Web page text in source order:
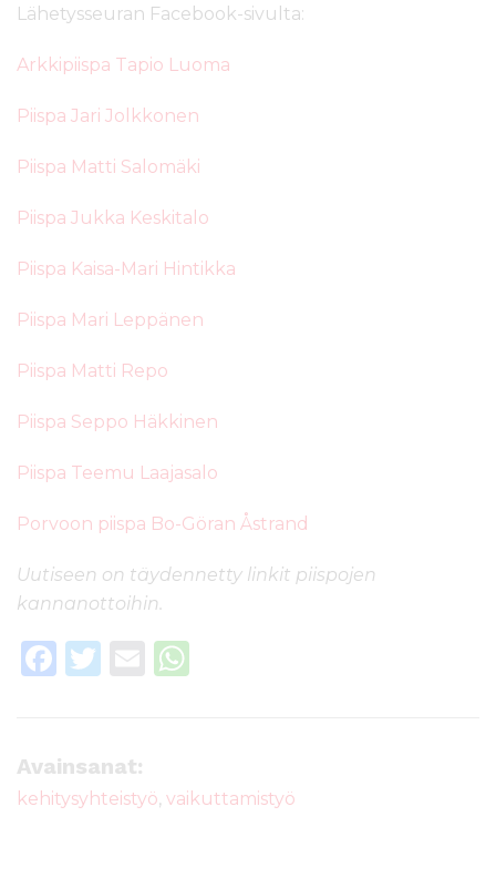
Lähetysseuran Facebook-sivulta:
Arkkipiispa Tapio Luoma
Piispa Jari Jolkkonen
Piispa Matti Salomäki
Piispa Jukka Keskitalo
Piispa Kaisa-Mari Hintikka
Piispa Mari Leppänen
Piispa Matti Repo
Piispa Seppo Häkkinen
Piispa Teemu Laajasalo
Porvoon piispa Bo-Göran Åstrand
Uutiseen on täydennetty linkit piispojen
kannanottoihin.
F
e
b
T
te
r
E
A
Avainsanat:
kehitysyhteistyö, vaikuttamistyö